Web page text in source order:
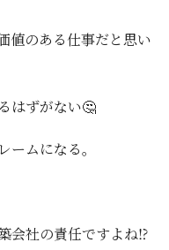
値のある仕事だと思い
はずがない🤔
ムになる。
会社の責任ですよね⁉️